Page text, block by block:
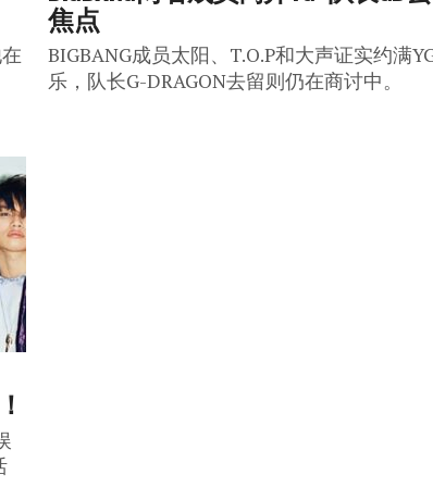
焦点
BIGBANG成员太阳、T.O.P和大声证实约满
乐，队长G-DRAGON去留则仍在商讨中。